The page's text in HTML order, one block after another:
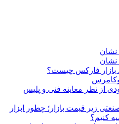
نشان
نشان
بازار فارکس چیست؟
از نظر معاینه فنی و پلیس
زیر قیمت بازار؛ چطور ابزار
کنیم؟